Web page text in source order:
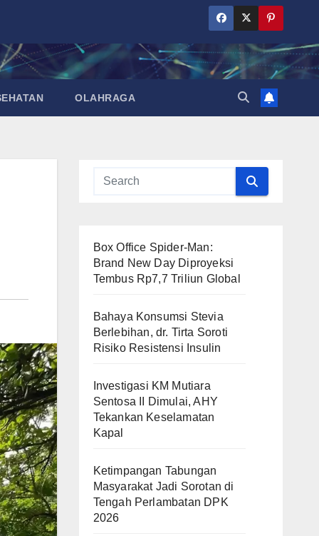
OLAHRAGA
Box Office Spider-Man:
Brand New Day Diproyeksi
Tembus Rp7,7 Triliun Global
Bahaya Konsumsi Stevia
Berlebihan, dr. Tirta Soroti
Risiko Resistensi Insulin
Investigasi KM Mutiara
Sentosa II Dimulai, AHY
Tekankan Keselamatan
Kapal
Ketimpangan Tabungan
Masyarakat Jadi Sorotan di
Tengah Perlambatan DPK
2026